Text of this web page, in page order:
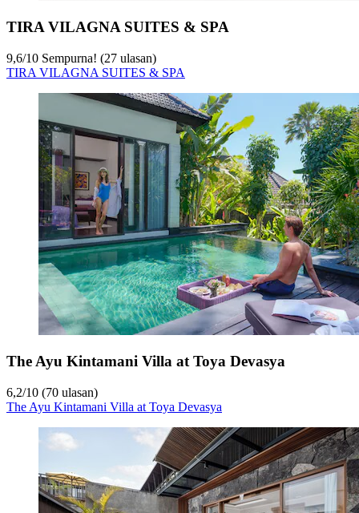
TIRA VILAGNA SUITES & SPA
9,6/10 Sempurna! (27 ulasan)
TIRA VILAGNA SUITES & SPA
The Ayu Kintamani Villa at Toya Devasya
6,2/10 (70 ulasan)
The Ayu Kintamani Villa at Toya Devasya